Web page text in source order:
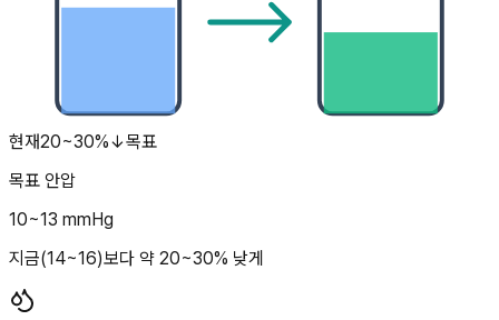
현재20~30%↓목표
목표 안압
10~13 mmHg
지금(14~16)보다 약 20~30% 낮게